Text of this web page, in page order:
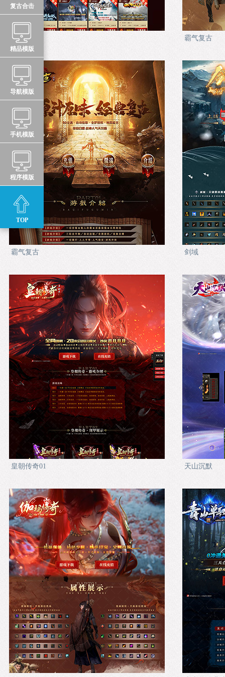
游戏中心 霸气复古
霸气复古 剑域
皇朝传奇01 天山沉默
复古合击
精品模版
导航模版
手机模版
程序模版
TOP